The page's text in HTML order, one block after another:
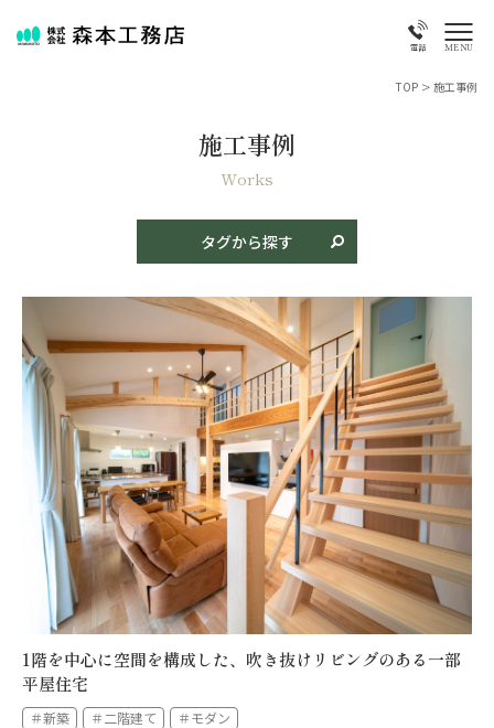
電話 MENU
TOP > 施工事例
施工事例
Works
タグから探す
商品名
古民家再生
タイプ
二階建て 特殊・変形地 二世帯住宅
テイスト
モダン 和モダン 洋風
素材
焼き板 漆喰 タイル・レンガ
全件を表示する
1階を中心に空間を構成した、吹き抜けリビングのある一部
平屋住宅
＃新築 ＃二階建て ＃モダン